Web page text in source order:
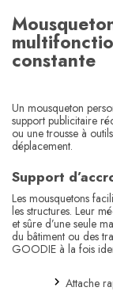
constante
Un mousqueton
support publicitaire
ou une trousse à
déplacement.
Support
Les mousquetons
les structures. Leur
et sûre d’une seule
du bâtiment ou des
GOODIE à la fois
Attache